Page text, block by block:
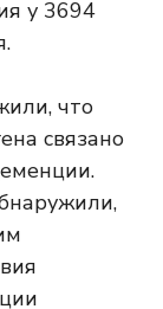
у 3694
что
связано